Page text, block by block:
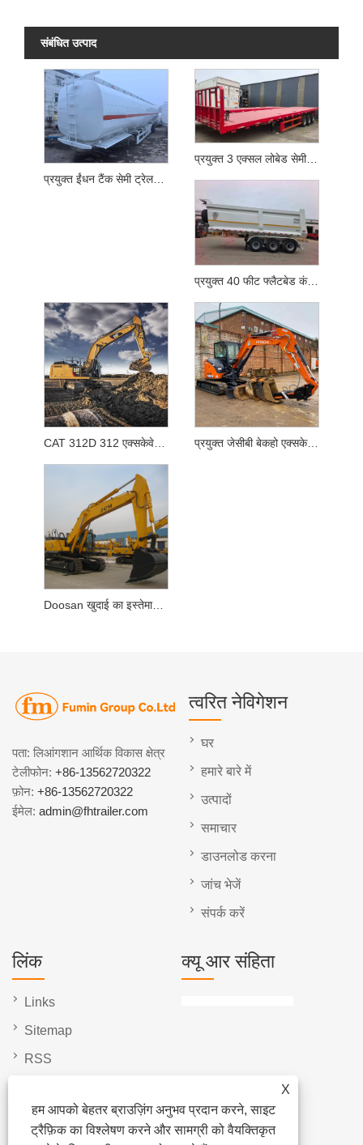
संबंधित उत्पाद
प्रयुक्त ईंधन टैंक सेमी ट्रेलर ट्रक
प्रयुक्त 3 एक्सल लोबेड सेमी ट्रेलर
प्रयुक्त 40 फीट फ्लैटबेड कंटेनर सेमी ट्रेलर
CAT 312D 312 एक्सकेवेटर का इस्तेमाल किया प्रयुक्त जेसीबी बेकहो एक्सकेवेटर लोडर 3सीएक्स
Doosan खुदाई का इस्तेमाल किया
X
हम आपको बेहतर ब्राउज़िंग अनुभव प्रदान करने, साइट
ट्रैफ़िक का विश्लेषण करने और सामग्री को वैयक्तिकृत
पता: लिआंगशान आर्थिक विकास क्षेत्र
टेलीफोन: +86-13562720322
फ़ोन: +86-13562720322
ईमेल: admin@fhtrailer.com
त्वरित नेविगेशन
घर
हमारे बारे में
उत्पादों
समाचार
डाउनलोड करना
जांच भेजें
संपर्क करें
लिंक
Links
Sitemap
RSS
गोपनीयता नीति
क्यू आर संहिता